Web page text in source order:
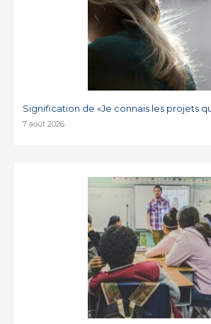
Signification de «Je connais les projets
7 août 2026